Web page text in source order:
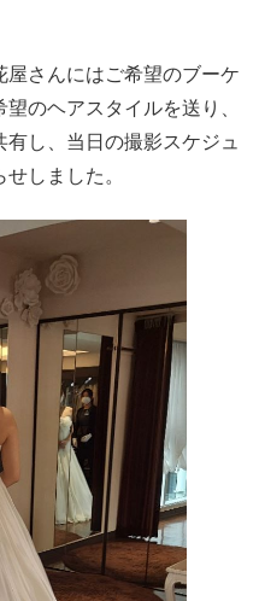
さんにはご希望のブーケ
のヘアスタイルを送り、
し、当日の撮影スケジュ
しました。